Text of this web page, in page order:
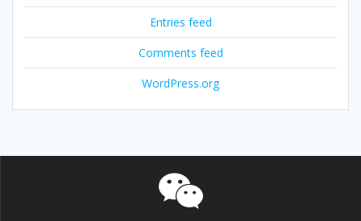
Entries feed
Comments feed
WordPress.org